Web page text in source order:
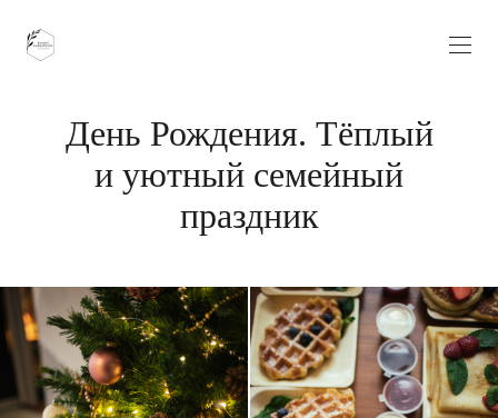
День Рождения. Тёплый
и уютный семейный
праздник